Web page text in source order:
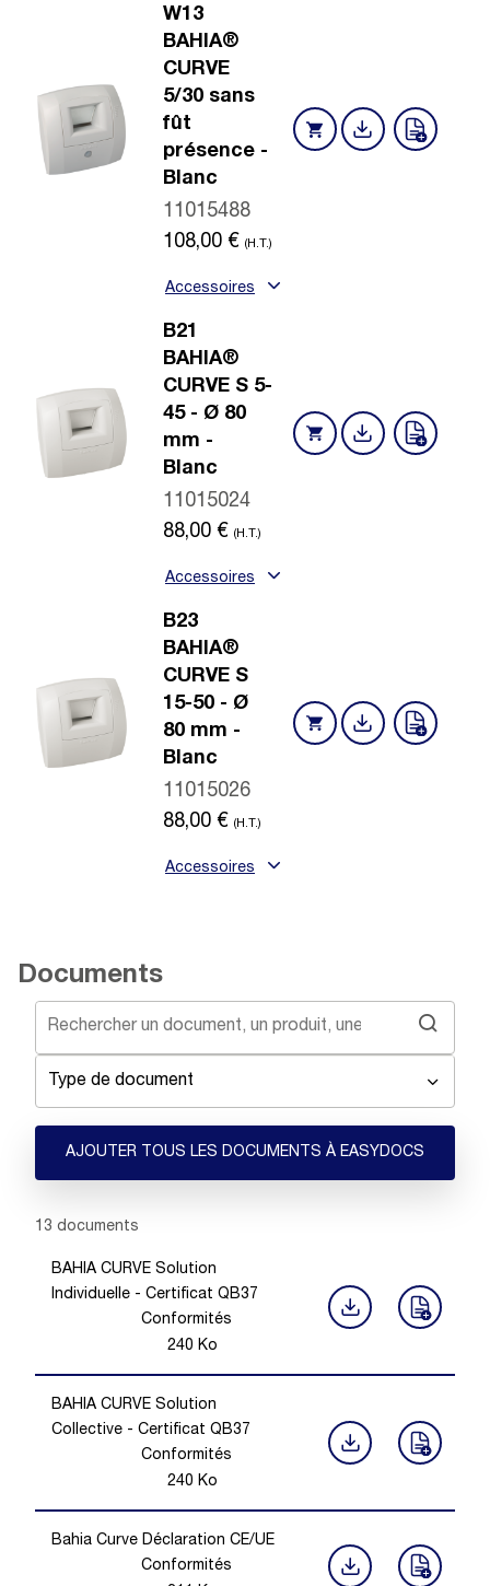
W13
BAHIA®
CURVE
5/30 sans
fût
présence -
Blanc
11015488
108,00 € (H.T.)
Accessoires
B21
BAHIA®
CURVE S 5-
45 - Ø 80
mm -
Blanc
11015024
88,00 € (H.T.)
Accessoires
B23
BAHIA®
CURVE S
15-50 - Ø
80 mm -
Blanc
11015026
88,00 € (H.T.)
Accessoires
Documents
Type de document
AJOUTER TOUS LES DOCUMENTS À EASYDOCS
Showing 1 -13
13 documents
BAHIA CURVE Solution
Individuelle - Certificat QB37
Conformités
240 Ko
BAHIA CURVE Solution
Collective - Certificat QB37
Conformités
240 Ko
Bahia Curve Déclaration CE/UE
Conformités